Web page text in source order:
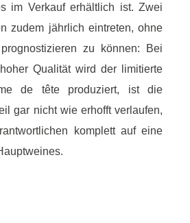
im Verkauf erhältlich ist. Zwei
zudem jährlich eintreten, ohne
zu können: Bei
Qualität wird der limitierte
de tête produziert, ist die
gar nicht wie erhofft verlaufen,
komplett auf eine